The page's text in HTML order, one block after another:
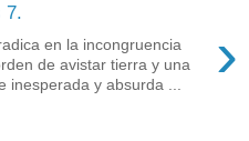
7.
›
en la incongruencia
de avistar tierra y una
inesperada y absurda ...